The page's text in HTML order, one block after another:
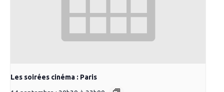
Les soirées cinéma : Paris